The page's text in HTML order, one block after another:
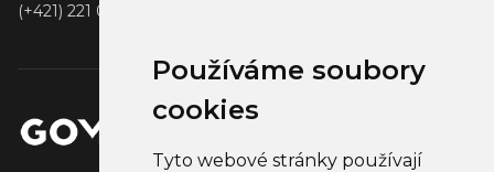
Používáme soubory
cookies
Tyto webové stránky používají
(+421) 221 001 000